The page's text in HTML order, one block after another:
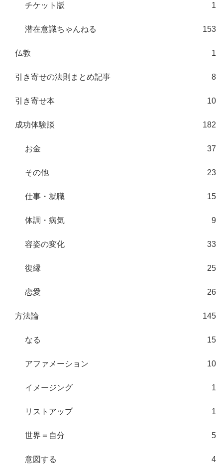
チケット版 1
潜在意識ちゃんねる 153
仏教 1
引き寄せの法則まとめ記事 8
引き寄せ本 10
成功体験談 182
お金 37
その他 23
仕事・就職 15
体調・病気 9
容姿の変化 33
復縁 25
恋愛 26
方法論 145
なる 15
アファメーション 10
イメージング 1
リストアップ 1
世界＝自分 5
意図する 4